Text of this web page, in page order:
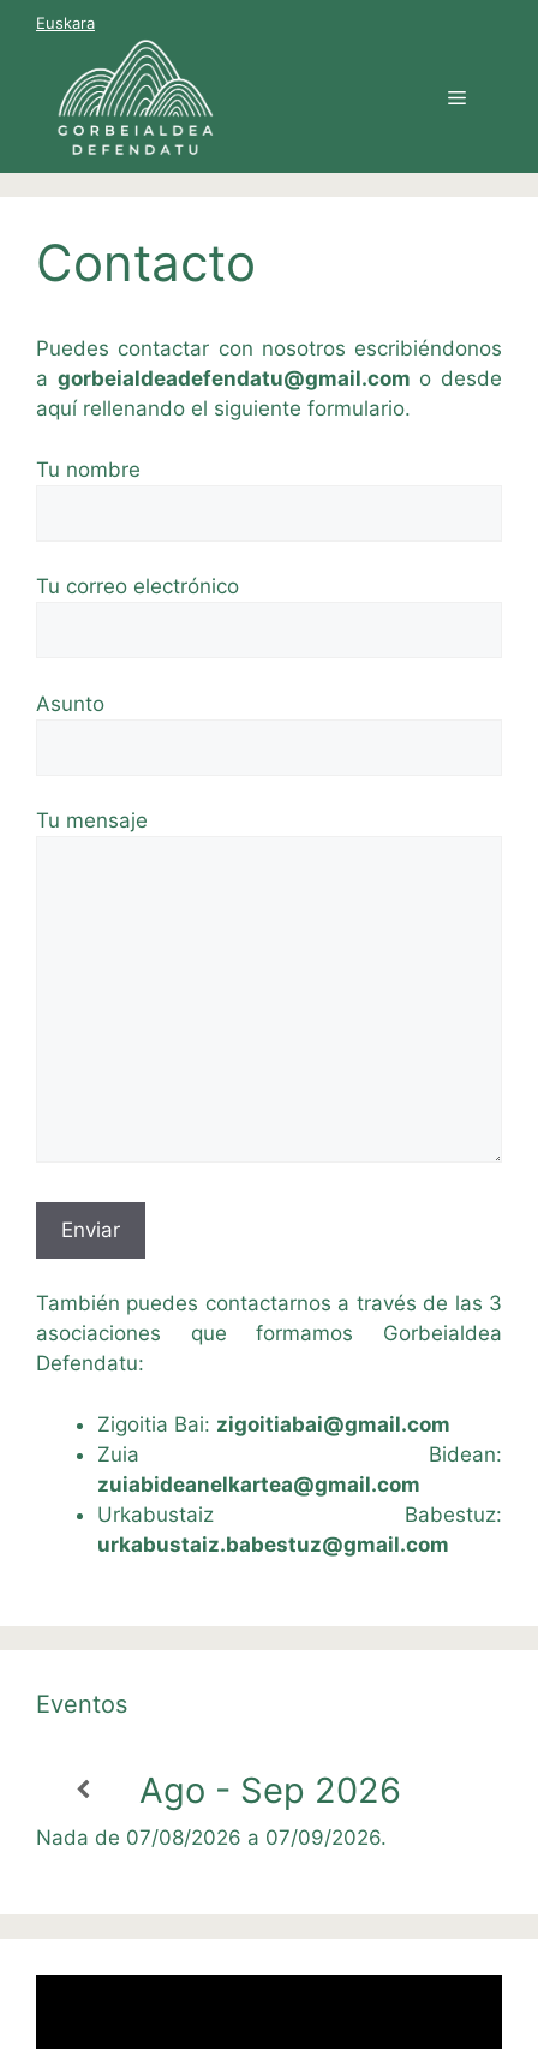
Saltar
contenido
Euskara
Menú
Contacto
Puedes contactar con nosotros escribiéndonos
a gorbeialdeadefendatu@gmail.com o desde
aquí rellenando el siguiente formulario.
Tu nombre
Tu correo electrónico
Asunto
Tu mensaje
También puedes contactarnos a través de las 3
asociaciones que formamos Gorbeialdea
Defendatu:
Zigoitia Bai: zigoitiabai@gmail.com
Zuia Bidean:
zuiabideanelkartea@gmail.com
Urkabustaiz Babestuz:
urkabustaiz.babestuz@gmail.com
Eventos
Ago - Sep 2026
Nada de 07/08/2026 a 07/09/2026.